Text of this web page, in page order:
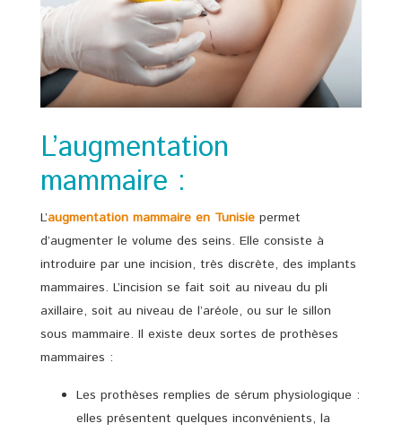
L’augmentation
mammaire :
L’augmentation mammaire en Tunisie permet
d’augmenter le volume des seins. Elle consiste à
introduire par une incision, très discrète, des implants
mammaires. L’incision se fait soit au niveau du pli
axillaire, soit au niveau de l’aréole, ou sur le sillon
sous mammaire. Il existe deux sortes de prothèses
mammaires :
Les prothèses remplies de sérum physiologique :
elles présentent quelques inconvénients, la